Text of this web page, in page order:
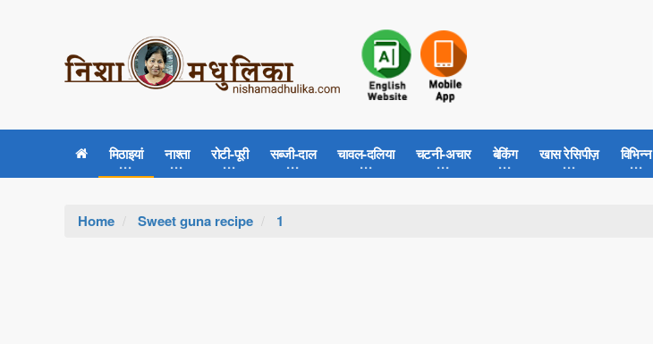
मिठाइयां नाश्ता रोटी-पूरी सब्जी-दाल चावल-दलिया चटनी-अचार बेकिंग खास रेसिपीज़ विभिन्न
Home Sweet guna recipe 1